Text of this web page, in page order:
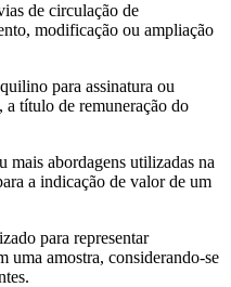
de circulação de
modificação ou ampliação
para assinatura ou
a título de remuneração do
mais abordagens utilizadas na
a indicação de valor de um
para representar
uma amostra, considerando-se